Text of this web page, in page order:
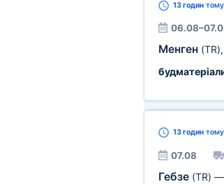
13 годинтому
Менген (TR),
13 годинтому
07.08
Гебзе (TR) —